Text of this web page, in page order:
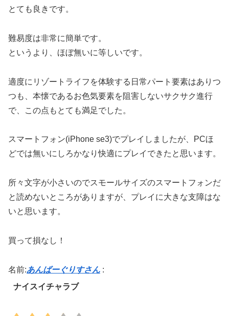
とても良きです。
難易度は非常に簡単です。
というより、ほぼ無いに等しいです。
適度にリゾートライフを体験する日常パート要素はありつ
つも、本懐であるお色気要素を阻害しないサクサク進行
で、この点もとても満足でした。
スマートフォン(iPhone se3)でプレイしましたが、PCほ
どでは無いにしろかなり快適にプレイできたと思います。
所々文字が小さいのでスモールサイズのスマートフォンだ
と読めないところがありますが、プレイに大きな支障はな
いと思います。
買って損なし！
名前:あんばーぐりすさん :
ナイスイチャラブ